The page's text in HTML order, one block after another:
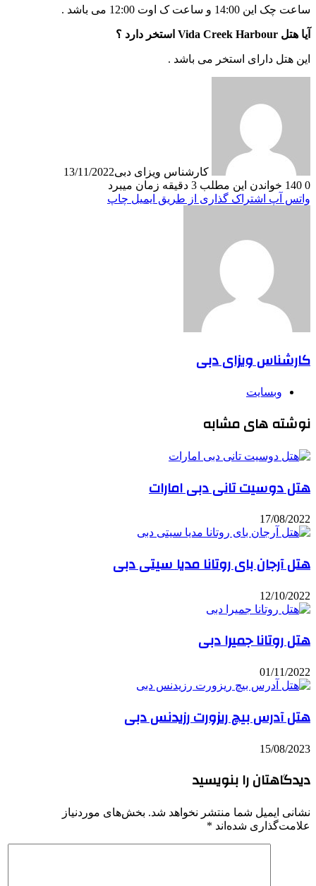
ساعت چک این 14:00 و ساعت ک اوت 12:00 می باشد .
آیا هتل Vida Creek Harbour استخر دارد ؟
این هتل دارای استخر می باشد .
کارشناس ویزای دبی13/11/2022
0
خواندن این مطلب 3 دقیقه زمان میبرد
واتس آپ اشتراک گذاری از طریق ایمیل چاپ
کارشناس ویزای دبی
وبسایت
نوشته های مشابه
هتل دوسیت تانی دبی امارات
17/08/2022
هتل آرجان بای روتانا مدیا سیتی دبی
12/10/2022
هتل روتانا جمیرا دبی
01/11/2022
هتل آدرس بیچ ریزورت رزیدنس دبی
15/08/2023
دیدگاهتان را بنویسید
نشانی ایمیل شما منتشر نخواهد شد. بخش‌های موردنیاز
علامت‌گذاری شده‌اند *